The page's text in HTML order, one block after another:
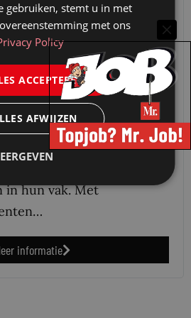
biedt hoogwaardig,
onderwijs voor
in hun vak. Met
informatie
gebruiken, stemt u in met
met ons
Policy
ACCEPTEREN
AFWIJZEN